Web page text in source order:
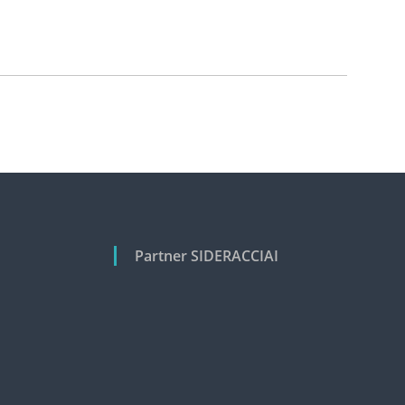
Partner SIDERACCIAI